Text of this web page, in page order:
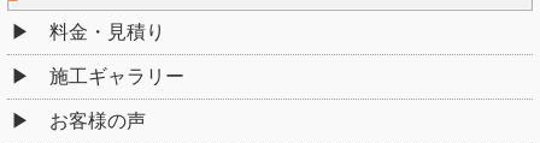
料金・見積り
施工ギャラリー
お客様の声